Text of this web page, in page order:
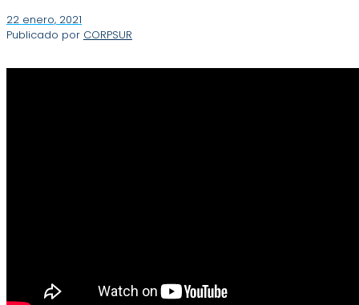
22 enero, 2021
Publicado por CORPSUR